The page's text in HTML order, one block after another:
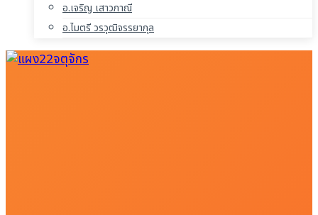
อ.เจริญ เสาวภาณี
อ.ไมตรี วรวุฒิจรรยากุล